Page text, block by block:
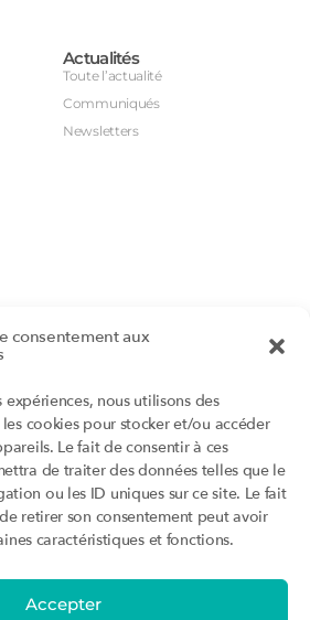
consentement aux
expériences, nous utilisons des
cookies pour stocker et/ou accéder
Le fait de consentir à ces
de traiter des données telles que le
ou les ID uniques sur ce site. Le fait
retirer son consentement peut avoir
caractéristiques et fonctions.
Accepter
Actualités
Toute l’actualité
Communiqués
Newsletters
?
Portails
Annuaire DU/DIU
Archimede.fr
Ebmfrance.net
Toutes les recos
Certificats-absurdes.fr
la contraception dite masculine
Évènements